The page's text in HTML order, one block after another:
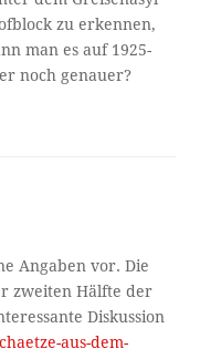
zu erkennen,
man es auf 1925-
noch genauer?
Angaben vor. Die
zweiten Hälfte der
Diskussion
aus-dem-